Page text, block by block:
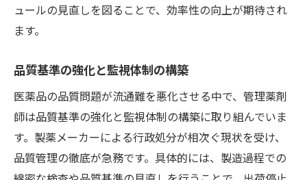
ュールの見直しを図ることで、効率性の向上が期待され
ます。
品質基準の強化と監視体制の構築
医薬品の品質問題が流通難を悪化させる中で、管理薬剤
師は品質基準の強化と監視体制の構築に取り組んでいま
す。製薬メーカーによる行政処分が相次ぐ現状を受け、
品質管理の徹底が急務です。具体的には、製造過程での